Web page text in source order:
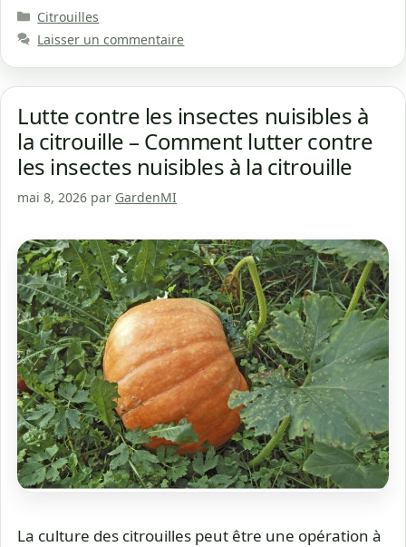
Catégories
Citrouilles
Laisser un commentaire
Lutte contre les insectes nuisibles à
la citrouille – Comment lutter contre
les insectes nuisibles à la citrouille
mai 8, 2026 par GardenMI
La culture des citrouilles peut être une opération à